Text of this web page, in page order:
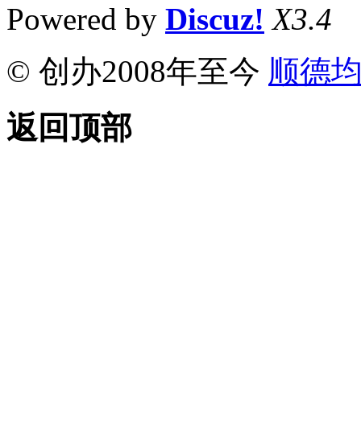
Powered by Discuz! X3.4
© 创办2008年至今 顺德
返回顶部